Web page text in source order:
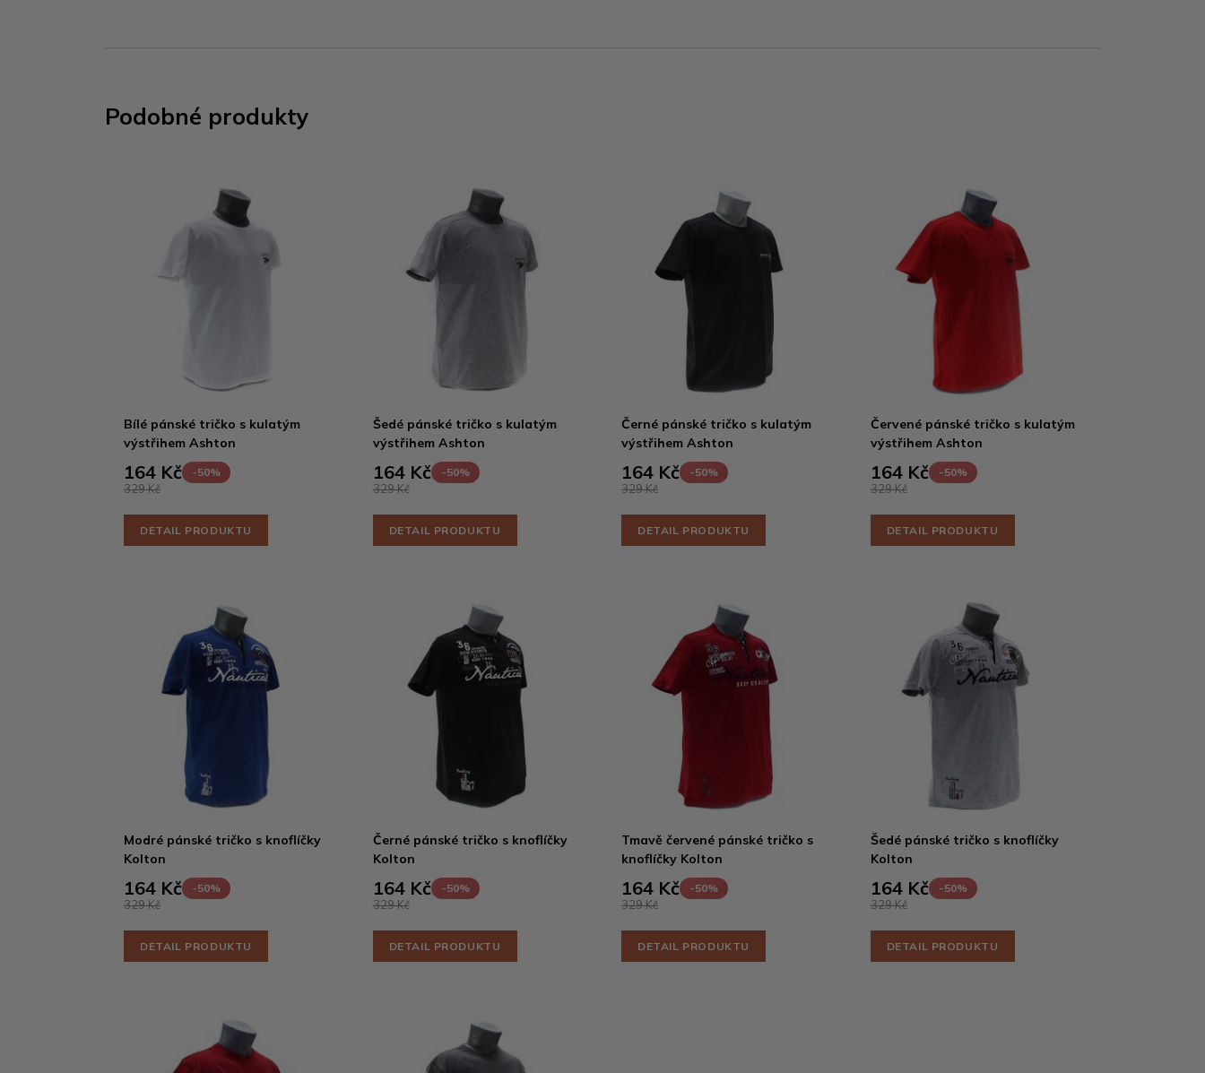
Podobné produkty
Bílé pánské tričko s kulatým
výstřihem Ashton
164 Kč -50%
329 Kč
DETAIL PRODUKTU
Šedé pánské tričko s kulatým
výstřihem Ashton
164 Kč -50%
329 Kč
DETAIL PRODUKTU
Černé pánské tričko s kulatým
výstřihem Ashton
164 Kč -50%
329 Kč
DETAIL PRODUKTU
Červené pánské tričko s kulatým
výstřihem Ashton
164 Kč -50%
329 Kč
DETAIL PRODUKTU
Modré pánské tričko s knoflíčky
Kolton
164 Kč -50%
329 Kč
DETAIL PRODUKTU
Černé pánské tričko s knoflíčky
Kolton
164 Kč -50%
329 Kč
DETAIL PRODUKTU
Tmavě červené pánské tričko s
knoflíčky Kolton
164 Kč -50%
329 Kč
DETAIL PRODUKTU
Šedé pánské tričko s knoflíčky
Kolton
164 Kč -50%
329 Kč
DETAIL PRODUKTU